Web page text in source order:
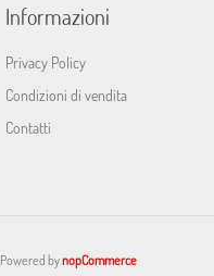
Informazioni
Privacy Policy
Condizioni di vendita
Contatti
Powered bynopCommerce